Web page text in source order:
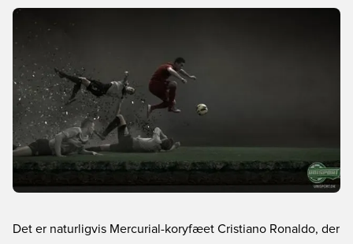
Det er naturligvis Mercurial-koryfæet Cristiano Ronaldo, der